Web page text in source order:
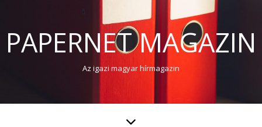
PAPERNET MAGAZIN
Az igazi magyar hírmagazin